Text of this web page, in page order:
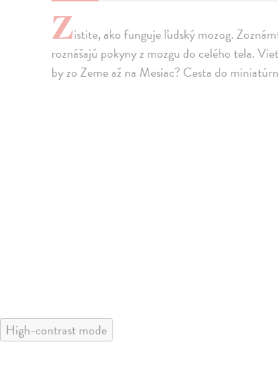
Zistite, ako funguje ľudský mozog.
roznášajú pokyny z mozgu do celého tela.
by zo Zeme až na Mesiac? Cesta do
High-contrast mode